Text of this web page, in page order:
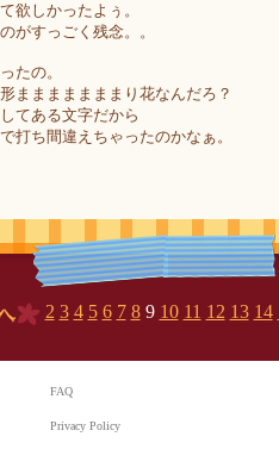
欲しかったよぅ。
がすっごく残念。。
たの。
まままままままり花なんだろ？
てある文字だから
打ち間違えちゃったのかなぁ。
2 3 4 5 6 7 8 9 10 11 12 13 14
FAQ
Privacy Policy